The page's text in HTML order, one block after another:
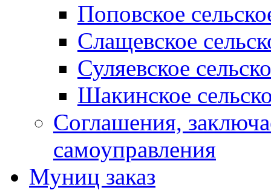
Поповское
Слащевское
Суляевское
Шакинское
Соглашения,
самоуправления
Муниц заказ